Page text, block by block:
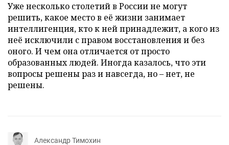
Уже несколько столетий в России не могут
решить, какое место в её жизни занимает
интеллигенция, кто к ней принадлежит, а кого из
неё исключили с правом восстановления и без
оного. И чем она отличается от просто
образованных людей. Иногда казалось, что эти
вопросы решены раз и навсегда, но – нет, не
решены.
Александр Тимохин